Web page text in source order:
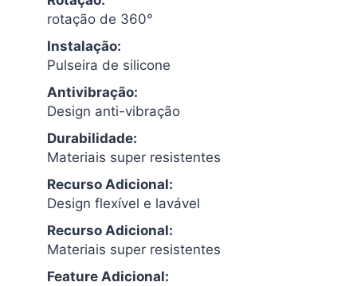
rotação de 360°
Instalação:
Pulseira de silicone
Antivibração:
Design anti-vibração
Durabilidade:
Materiais super resistentes
Recurso Adicional:
Design flexível e lavável
Recurso Adicional:
Materiais super resistentes
Feature Adicional: